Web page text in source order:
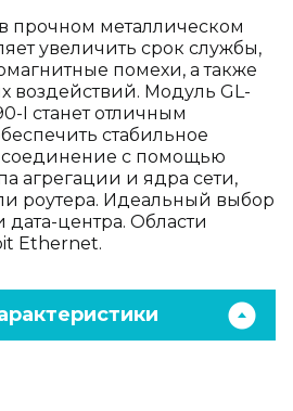
прочном металлическом
увеличить срок службы,
помехи, а также
воздействий. Модуль GL-
I станет отличным
стабильное
соединение с помощью
агрегации и ядра сети,
роутера. Идеальный выбор
центра. Области
Ethernet.